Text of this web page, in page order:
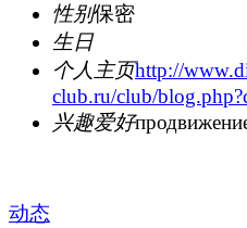
性别保密
生日
个人主页http://
club.ru/club/
兴趣爱好
动态